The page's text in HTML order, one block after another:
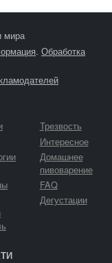
мира
. Обработка
Трезвость
Интересное
Домашнее
пивоварение
FAQ
Дегустации